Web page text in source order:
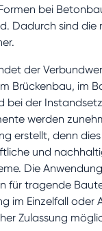
bei
Dadurch sind die
der
Brückenbau, im
bei der
werden
erstellt, denn
und
Die
für tragende
im Einzelfall oder
Zulassung